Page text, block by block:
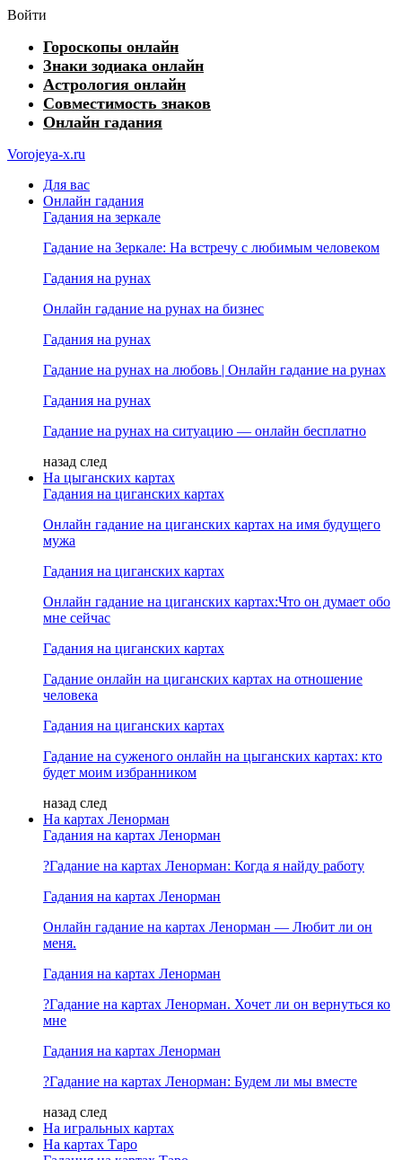
Войти
Гороскопы онлайн
Знаки зодиака онлайн
Астрология онлайн
Совместимость знаков
Онлайн гадания
Vorojeya-x.ru
Для вас
Онлайн гадания
Гадания на зеркале
Гадание на Зеркале: На встречу с любимым человеком
Гадания на рунах
Онлайн гадание на рунах на бизнес
Гадания на рунах
Гадание на рунах на любовь | Онлайн гадание на рунах
Гадания на рунах
Гадание на рунах на ситуацию — онлайн бесплатно
назад след
На цыганских картах
Гадания на циганских картах
Онлайн гадание на циганских картах на имя будущего
мужа
Гадания на циганских картах
Онлайн гадание на циганских картах:Что он думает обо
мне сейчас
Гадания на циганских картах
Гадание онлайн на циганских картах на отношение
человека
Гадания на циганских картах
Гадание на суженого онлайн на цыганских картах: кто
будет моим избранником
назад след
На картах Ленорман
Гадания на картах Ленорман
?Гадание на картах Ленорман: Когда я найду работу
Гадания на картах Ленорман
Онлайн гадание на картах Ленорман — Любит ли он
меня.
Гадания на картах Ленорман
?Гадание на картах Ленорман. Хочет ли он вернуться ко
мне
Гадания на картах Ленорман
?Гадание на картах Ленорман: Будем ли мы вместе
назад след
На игральных картах
На картах Таро